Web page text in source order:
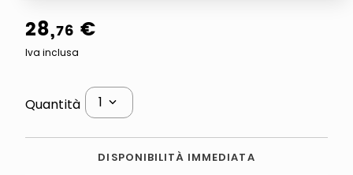
28,76 €
Iva inclusa
Quantità 1
DISPONIBILITÀ IMMEDIATA